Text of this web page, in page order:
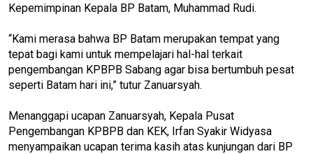
Kepemimpinan Kepala BP Batam, Muhammad Rudi.
“Kami merasa bahwa BP Batam merupakan tempat yang
tepat bagi kami untuk mempelajari hal-hal terkait
pengembangan KPBPB Sabang agar bisa bertumbuh pesat
seperti Batam hari ini,” tutur Zanuarsyah.
Menanggapi ucapan Zanuarsyah, Kepala Pusat
Pengembangan KPBPB dan KEK, Irfan Syakir Widyasa
menyampaikan ucapan terima kasih atas kunjungan dari BP